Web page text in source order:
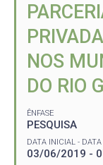
NOS
DO RIO
ÊNFASE
PESQUISA
DATA INICIAL - DATA
03/06/2019 -